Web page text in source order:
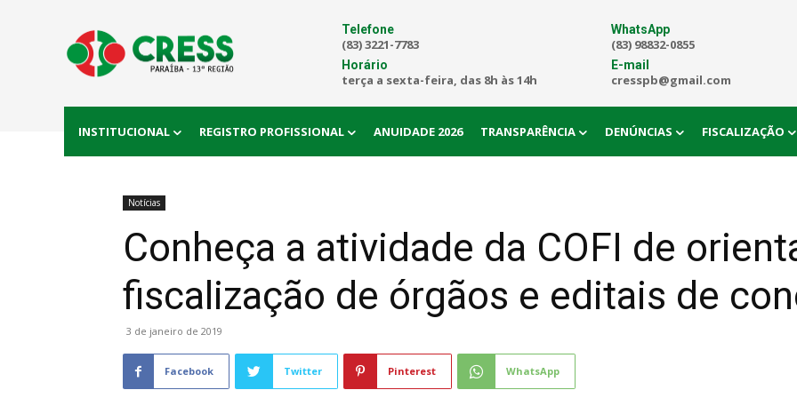
Telefone
(83) 3221-7783
Horário
terça a sexta-feira, das 8h às 14h
WhatsApp
(83) 98832-0855
E-mail
cresspb@gmail.com
INSTITUCIONAL REGISTRO PROFISSIONAL ANUIDADE 2026 TRANSPARÊNCIA DENÚNCIAS FISCALIZAÇÃO
Notícias
Conheça a atividade da COFI de
fiscalização de órgãos e editais de
3 de janeiro de 2019
Facebook Twitter Pinterest WhatsApp